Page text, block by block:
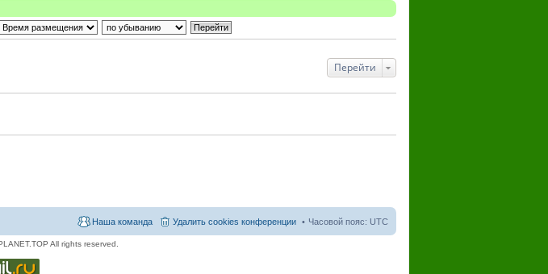
Перейти
Часовой пояс: UTC
Удалить cookies конференции
Наша команда
All rights reserved.